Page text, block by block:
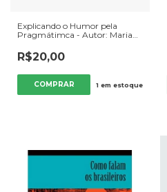
Explicando o Humor pela
Pragmátimca - Autor: Maria
(2016) [usado]
R$20,00
1em estoque